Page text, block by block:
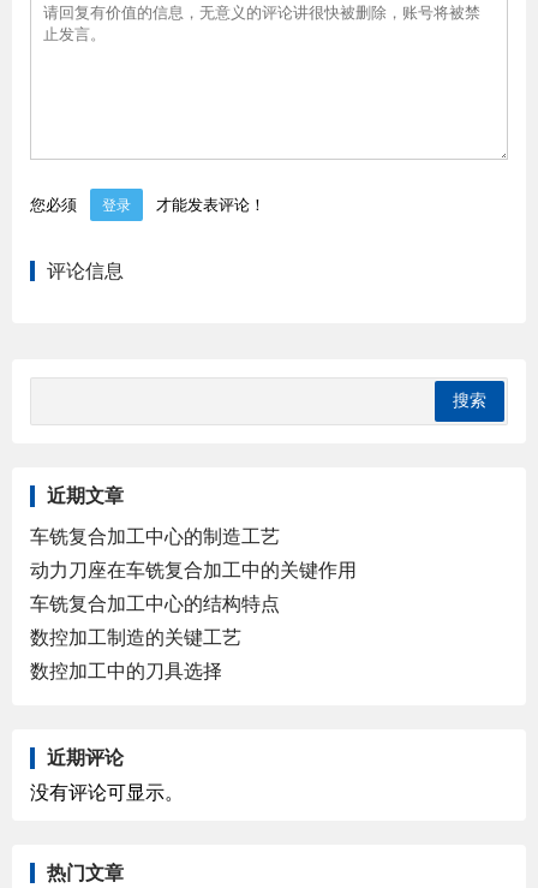
您必须 登录 才能发表评论！
评论信息
近期文章
车铣复合加工中心的制造工艺
动力刀座在车铣复合加工中的关键作用
车铣复合加工中心的结构特点
数控加工制造的关键工艺
数控加工中的刀具选择
近期评论
没有评论可显示。
热门文章